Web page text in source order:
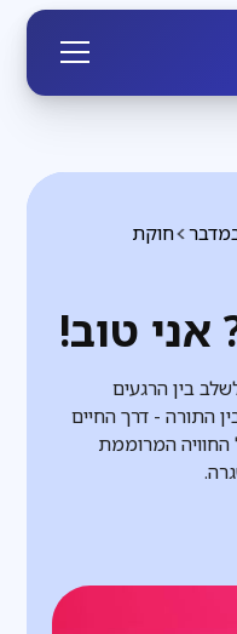
חוקת
טוב!
בין הרגעים
התורה - דרך החיים
המרוממת